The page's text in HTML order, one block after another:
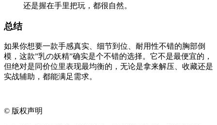
还是握在手里把玩，都很自然。
总结
如果你想要一款手感真实、细节到位、耐用性不错的胸部倒
模，这款”乳の妖精”确实是个不错的选择。它不是最便宜的，
但绝对是同价位里表现最均衡的，无论是拿来解压、收藏还是
实战辅助，都能满足需求。
© 版权声明